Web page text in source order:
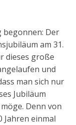
begonnen: Der
am 31.
dieses große
und
man sich nur
Jubiläum
Denn von
einmal